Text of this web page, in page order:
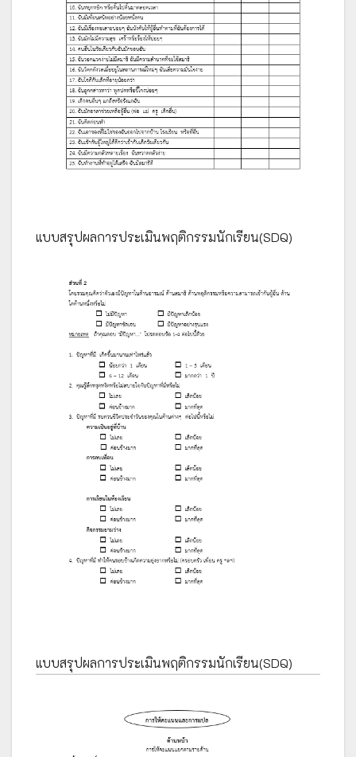
แบบสรุปผลการประเมินพฤติกรรมนักเรียน(SDQ)
แบบสรุปผลการประเมินพฤติกรรมนักเรียน(SDQ)